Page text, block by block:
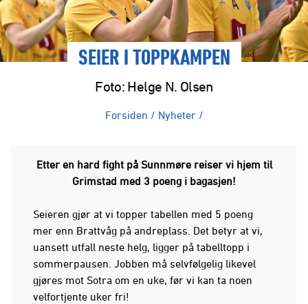
SEIER I TOPPKAMPEN
Foto: Helge N. Olsen
Forsiden / Nyheter /
Etter en hard fight på Sunnmøre reiser vi hjem til
Grimstad med 3 poeng i bagasjen!
Seieren gjør at vi topper tabellen med 5 poeng
mer enn Brattvåg på andreplass. Det betyr at vi,
uansett utfall neste helg, ligger på tabelltopp i
sommerpausen. Jobben må selvfølgelig likevel
gjøres mot Sotra om en uke, før vi kan ta noen
velfortjente uker fri!